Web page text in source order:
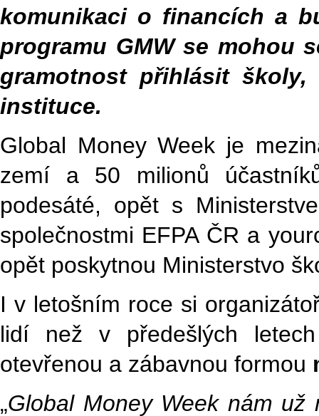
komunikaci o financích a
programu GMW se mohou
gramotnost přihlásit
instituce.
Global Money Week je
zemí a 50 milionů
podesáté, opět s
společnostmi EFPA ČR a
opět poskytnou Ministerstvo
I v letošním roce si
lidí než v předešlých
otevřenou a zábavnou formou
„Global Money Week nám